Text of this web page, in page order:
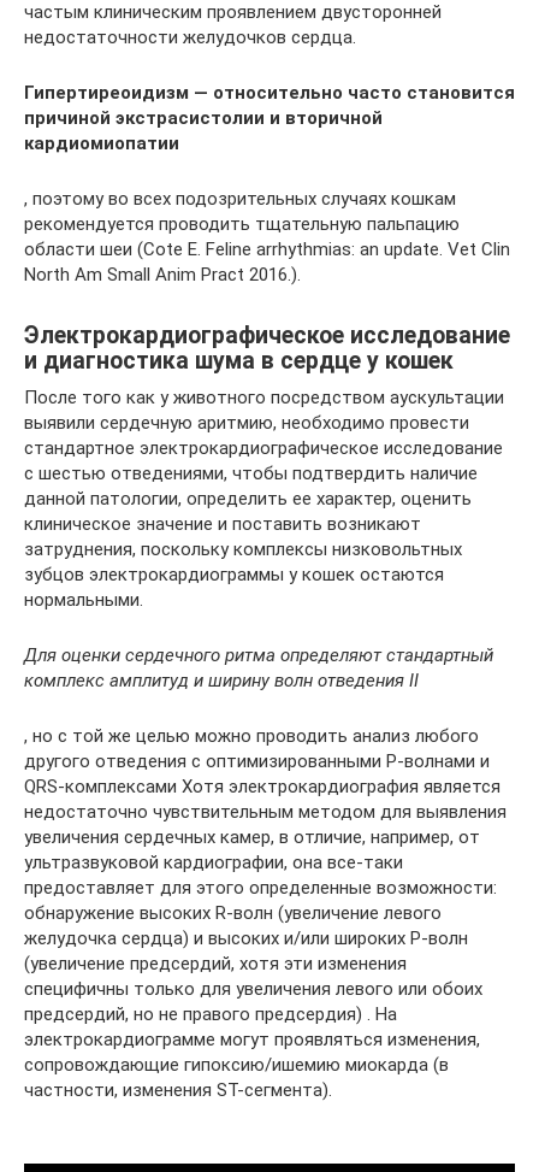
частым клиническим проявлением двусторонней
недостаточности желудочков сердца.
Гипертиреоидизм — относительно часто становится
причиной экстрасистолии и вторичной
кардиомиопатии
, поэтому во всех подозрительных случаях кошкам
рекомендуется проводить тщательную пальпацию
области шеи (Cote E. Feline arrhythmias: an update. Vet Clin
North Am Small Anim Pract 2016.).
Электрокардиографическое исследование
и диагностика шума в сердце у кошек
После того как у животного посредством аускультации
выявили сердечную аритмию, необходимо провести
стандартное электрокардиографическое исследование
с шестью отведениями, чтобы подтвердить наличие
данной патологии, определить ее характер, оценить
клиническое значение и поставить возникают
затруднения, поскольку комплексы низковольтных
зубцов электрокардиограммы у кошек остаются
нормальными.
Для оценки сердечного ритма определяют стандартный
комплекс амплитуд и ширину волн отведения II
, но с той же целью можно проводить анализ любого
другого отведения с оптимизированными P-волнами и
QRS-комплексами Хотя электрокардиография является
недостаточно чувствительным методом для выявления
увеличения сердечных камер, в отличие, например, от
ультразвуковой кардиографии, она все-таки
предоставляет для этого определенные возможности:
обнаружение высоких R-волн (увеличение левого
желудочка сердца) и высоких и/или широких P-волн
(увеличение предсердий, хотя эти изменения
специфичны только для увеличения левого или обоих
предсердий, но не правого предсердия) . На
электрокардиограмме могут проявляться изменения,
сопровождающие гипоксию/ишемию миокарда (в
частности, изменения ST-сегмента).